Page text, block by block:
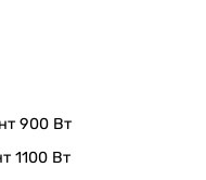
900 Вт
1100 Вт